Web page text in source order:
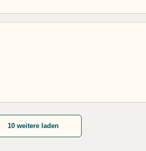
10 weitere laden